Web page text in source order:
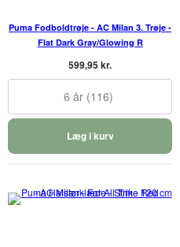
Puma Fodboldtrøje - AC Milan 3. Trøje -
Flat Dark Gray/Glowing R
599,95 kr.
6 år (116)
Læg i kurv